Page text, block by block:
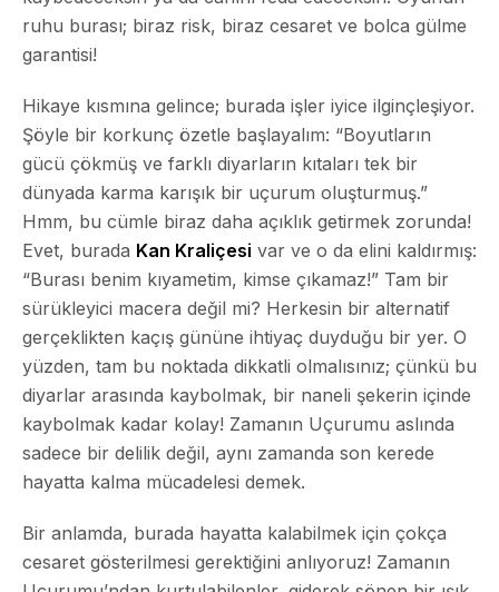
ruhu burası; biraz risk, biraz cesaret ve bolca gülme
garantisi!
Hikaye kısmına gelince; burada işler iyice ilginçleşiyor.
Şöyle bir korkunç özetle başlayalım: “Boyutların
gücü çökmüş ve farklı diyarların kıtaları tek bir
dünyada karma karışık bir uçurum oluşturmuş.”
Hmm, bu cümle biraz daha açıklık getirmek zorunda!
Evet, burada Kan Kraliçesi var ve o da elini kaldırmış:
“Burası benim kıyametim, kimse çıkamaz!” Tam bir
sürükleyici macera değil mi? Herkesin bir alternatif
gerçeklikten kaçış gününe ihtiyaç duyduğu bir yer. O
yüzden, tam bu noktada dikkatli olmalısınız; çünkü bu
diyarlar arasında kaybolmak, bir naneli şekerin içinde
kaybolmak kadar kolay! Zamanın Uçurumu aslında
sadece bir delilik değil, aynı zamanda son kerede
hayatta kalma mücadelesi demek.
Bir anlamda, burada hayatta kalabilmek için çokça
cesaret gösterilmesi gerektiğini anlıyoruz! Zamanın